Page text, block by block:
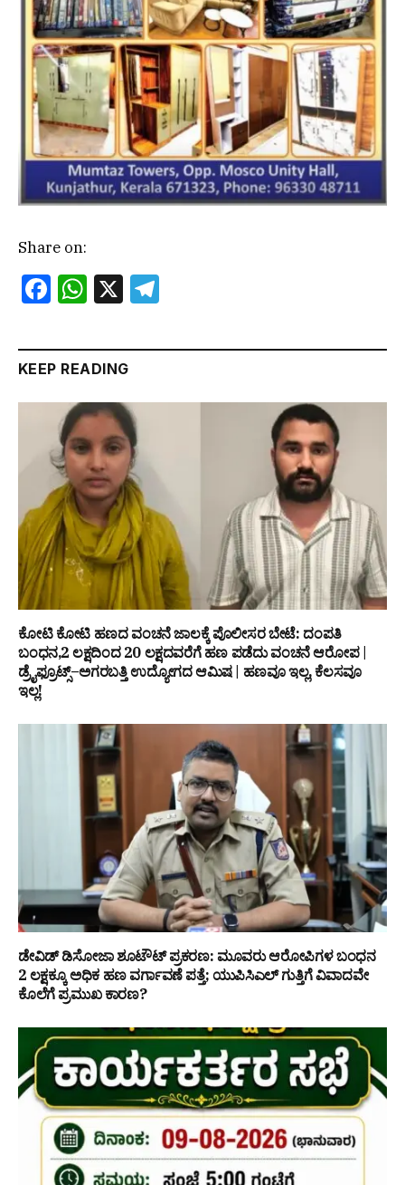
Share on:
Facebook
WhatsApp
X
KEEP READING
ಕೋಟಿ ಕೋಟಿ ಹಣದ ವಂಚನೆ ಜಾಲಕ್ಕೆ ಪೊಲೀಸರ ಬೇಟೆ: ದಂಪತಿ
ಬಂಧನ,₹2 ಲಕ್ಷದಿಂದ ₹20 ಲಕ್ಷದವರೆಗೆ ಹಣ ಪಡೆದು ವಂಚನೆ ಆರೋಪ |
ಡ್ರೈಫ್ರೂಟ್ಸ್–ಅಗರಬತ್ತಿ ಉದ್ಯೋಗದ ಆಮಿಷ | ಹಣವೂ ಇಲ್ಲ, ಕೆಲಸವೂ
ಇಲ್ಲ!
ಡೇವಿಡ್ ಡಿಸೋಜಾ ಶೂಟೌಟ್ ಪ್ರಕರಣ: ಮೂವರು ಆರೋಪಿಗಳ ಬಂಧನ
₹2 ಲಕ್ಷಕ್ಕೂ ಅಧಿಕ ಹಣ ವರ್ಗಾವಣೆ ಪತ್ತೆ; ಯುಪಿಸಿಎಲ್ ಗುತ್ತಿಗೆ ವಿವಾದವೇ
ಕೊಲೆಗೆ ಪ್ರಮುಖ ಕಾರಣ?